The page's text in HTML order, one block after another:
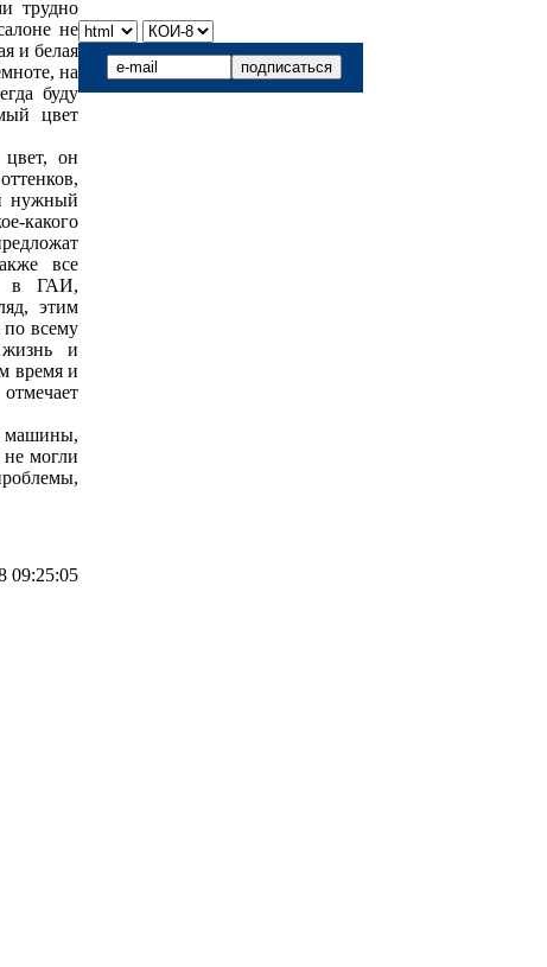
трудно
не
и белая
на
буду
цвет
он
нужный
какого
все
в ГАИ,
этим
по всему
и
время и
машины,
могли
09:25:05